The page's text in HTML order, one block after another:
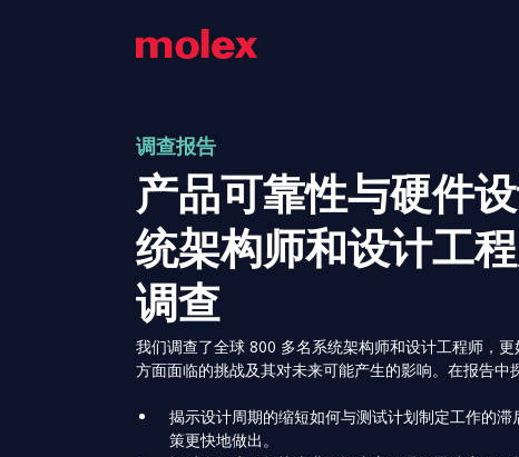
调查报告
产品可靠性与硬件
统架构师和设计工
调查
我们调查了全球 800 多名系统架构师和设计工程师，
方面面临的挑战及其对未来可能产生的影响。在报告中
揭示设计周期的缩短如何与测试计划制定工作的
策更快地做出。